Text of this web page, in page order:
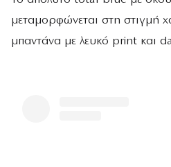
μεταμορφώνεται στη στιγμή
μπαντάνα με λευκό print και